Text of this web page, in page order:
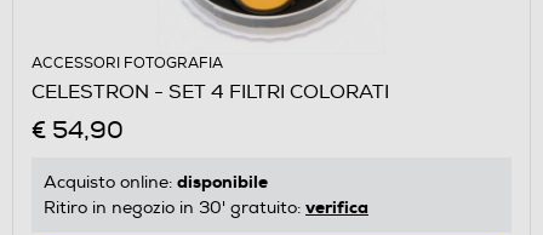
ACCESSORI FOTOGRAFIA
CELESTRON - SET 4 FILTRI COLORATI
€ 54,90
Acquisto online: disponibile
Ritiro in negozio in 30' gratuito: verifica